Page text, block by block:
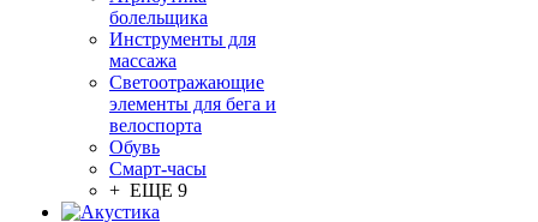
болельщика
Инструменты для
массажа
Светоотражающие
элементы для бега и
велоспорта
Обувь
Смарт-часы
+ ЕЩЕ 9